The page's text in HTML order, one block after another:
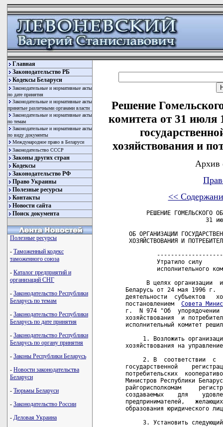
Главная
Законодательство РБ
Кодексы Беларуси
Законодательные и нормативные акты
по дате принятия
Законодательные и нормативные акты
принятые различными органами власти
Законодательные и нормативные акты
по темам
Законодательные и нормативные акты
по виду документы
Международное право в Беларуси
Законодательство СССР
Законы других стран
Кодексы
Законодательство РФ
Право Украины
Полезные ресурсы
Контакты
Новости сайта
Поиск документа
Полезные ресурсы
- Таможенный кодекс
таможенного союза
- Каталог предприятий и
организаций СНГ
- Законодательство Республики
Беларусь по темам
- Законодательство Республики
Беларусь по дате принятия
- Законодательство Республики
Беларусь по органу принятия
- Законы Республики Беларусь
- Новости законодательства
Беларуси
- Тюрьмы Беларуси
- Законодательство России
- Деловая Украина
Решение
комитета от 31
хозяйствования и
Архив
<<
РЕШЕНИЕ ГОМЕЛЬСКОГО
31
ОБ ОРГАНИЗАЦИИ
ХОЗЯЙСТВОВАНИЯ И
Утратило силу
исполнительного
В целях организации
Беларусь от 24 мая 1996 г.
деятельности  субъектов
постановлением Совета
г.  N 974 "Об  упорядочении
хозяйствования  и
исполнительный комитет
1. Возложить
хозяйствования на
2. В  соответствии  с
государственной
потребительских
Министров Республики
райгорисполкомам
создаваемых    для
предпринимателей,
образования юридического
3. Установить